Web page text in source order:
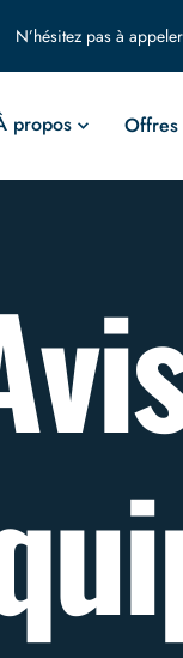
N’hésitez pas à
propos Offres